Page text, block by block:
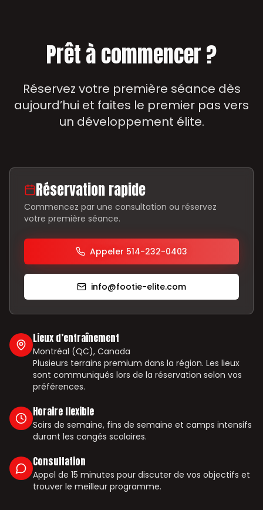
Prêt à commencer ?
Réservez votre première séance dès
aujourd’hui et faites le premier pas vers
un développement élite.
Réservation rapide
Commencez par une consultation ou réservez
votre première séance.
Appeler 514-232-0403
info@footie-elite.com
Lieux d’entraînement
Montréal (QC), Canada
Plusieurs terrains premium dans la région. Les lieux
sont communiqués lors de la réservation selon vos
préférences.
Horaire flexible
Soirs de semaine, fins de semaine et camps intensifs
durant les congés scolaires.
Consultation
Appel de 15 minutes pour discuter de vos objectifs et
trouver le meilleur programme.